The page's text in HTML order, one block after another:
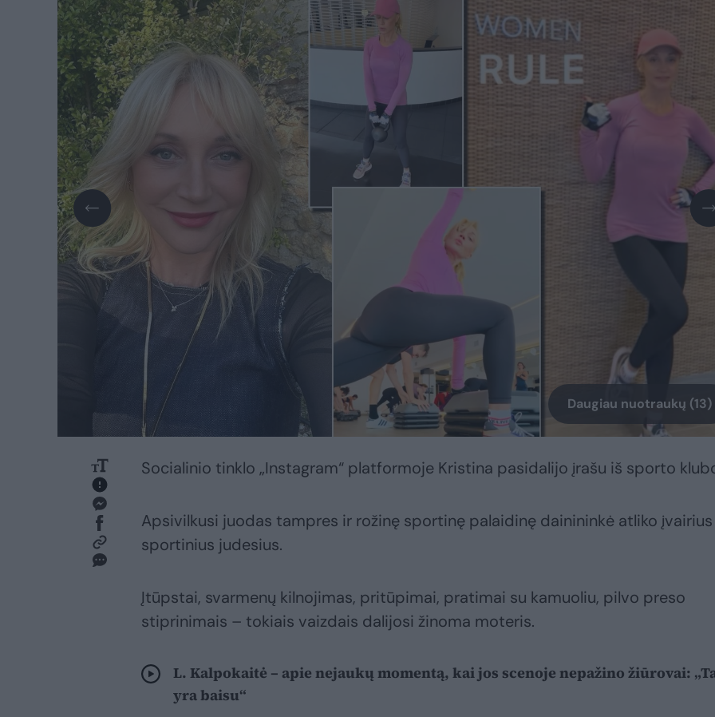
Daugiau nuotraukų (13)
Socialinio tinklo „Instagram“ platformoje Kristina pasidalijo įrašu iš sporto
Apsivilkusi juodas tampres ir rožinę sportinę palaidinę dainininkė atliko įvairius
sportinius judesius.
Įtūpstai, svarmenų kilnojimas, pritūpimai, pratimai su kamuoliu, pilvo preso
stiprinimais – tokiais vaizdais dalijosi žinoma moteris.
L. Kalpokaitė – apie nejaukų momentą, kai jos scenoje nepažino žiūrovai:
yra baisu“